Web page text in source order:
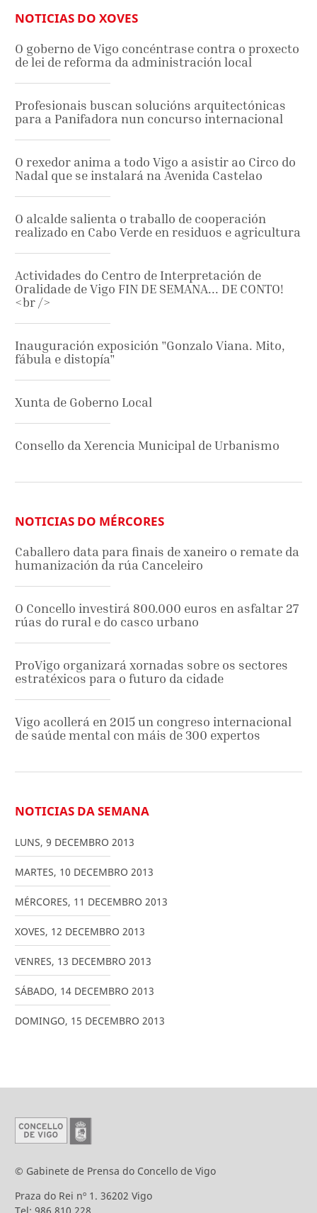
NOTICIAS DO XOVES
O goberno de Vigo concéntrase contra o proxecto
de lei de reforma da administración local
Profesionais buscan solucións arquitectónicas
para a Panifadora nun concurso internacional
O rexedor anima a todo Vigo a asistir ao Circo do
Nadal que se instalará na Avenida Castelao
O alcalde salienta o traballo de cooperación
realizado en Cabo Verde en residuos e agricultura
Actividades do Centro de Interpretación de
Oralidade de Vigo FIN DE SEMANA... DE CONTO!
<br />
Inauguración exposición "Gonzalo Viana. Mito,
fábula e distopía"
Xunta de Goberno Local
Consello da Xerencia Municipal de Urbanismo
NOTICIAS DO MÉRCORES
Caballero data para finais de xaneiro o remate da
humanización da rúa Canceleiro
O Concello investirá 800.000 euros en asfaltar 27
rúas do rural e do casco urbano
ProVigo organizará xornadas sobre os sectores
estratéxicos para o futuro da cidade
Vigo acollerá en 2015 un congreso internacional
de saúde mental con máis de 300 expertos
NOTICIAS DA SEMANA
LUNS, 9 DECEMBRO 2013
MARTES, 10 DECEMBRO 2013
MÉRCORES, 11 DECEMBRO 2013
XOVES, 12 DECEMBRO 2013
VENRES, 13 DECEMBRO 2013
SÁBADO, 14 DECEMBRO 2013
DOMINGO, 15 DECEMBRO 2013
© Gabinete de Prensa do Concello de Vigo
Praza do Rei nº 1. 36202 Vigo
Tel: 986 810 228